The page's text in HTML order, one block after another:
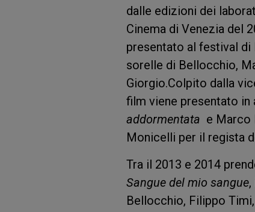
dalle edizioni dei
Cinema di Venezia del
presentato al festival di
sorelle di Bellocchio,
Giorgio.Colpito dalla
film viene presentato in
addormentata e Marco
Monicelli per il regista
Tra il 2013 e 2014
Sangue del mio sangue
Bellocchio, Filippo